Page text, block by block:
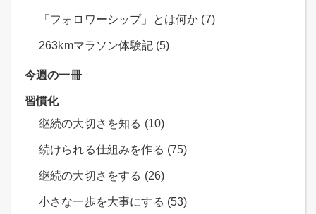
「フォロワーシップ」とは何か (7)
263kmマラソン体験記 (5)
今週の一冊
習慣化
継続の大切さを知る (10)
続けられる仕組みを作る (75)
継続の大切さをする (26)
小さな一歩を大事にする (53)